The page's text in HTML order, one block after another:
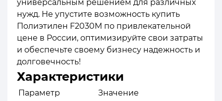
универсальным решением для различных
нужд. Не упустите возможность купить
Полиэтилен F2030M по привлекательной
цене в России, оптимизируйте свои затраты
и обеспечьте своему бизнесу надежность и
долговечность!
Характеристики
Параметр Значение